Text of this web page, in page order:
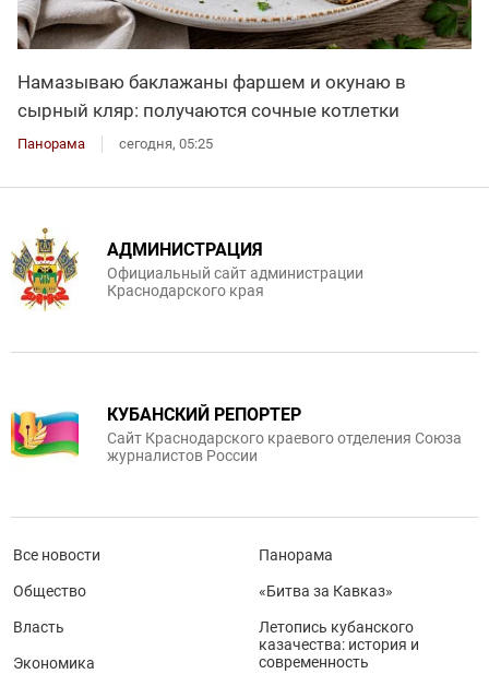
Намазываю баклажаны фаршем и окунаю в
сырный кляр: получаются сочные котлетки
Панорама сегодня, 05:25
АДМИНИСТРАЦИЯ
Официальный сайт администрации
Краснодарского края
КУБАНСКИЙ РЕПОРТЕР
Сайт Краснодарского краевого отделения Союза
журналистов России
Все новости
Общество
Власть
Экономика
Панорама
«Битва за Кавказ»
Летопись кубанского
казачества: история и
современность